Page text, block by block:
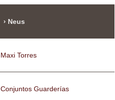
Neus
Maxi Torres
Conjuntos Guarderías